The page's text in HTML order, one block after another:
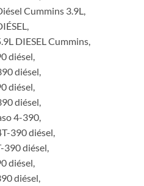
Cummins 3.9L,
DIESEL Cummins,
diésel,
diésel,
diésel,
diésel,
4-390,
390 diésel,
diésel,
diésel,
diésel,